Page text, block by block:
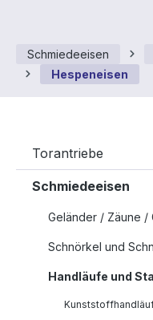
Schmiedeeisen
Hespeneisen
Torantriebe
Schmiedeeisen
Geländer / Zäune /
Schnörkel und
Handläufe und